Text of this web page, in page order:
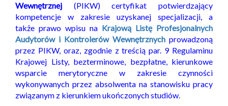
Wewnętrznej (PIKW) certyfikat potwierdzający
kompetencje w zakresie uzyskanej specjalizacji, a
także prawo wpisu na Krajową Listę Profesjonalnych
Audytorów i Kontrolerów Wewnętrznych prowadzoną
przez PIKW, oraz, zgodnie z treścią par. 9 Regulaminu
Krajowej Listy, bezterminowe, bezpłatne, kierunkowe
wsparcie merytoryczne w zakresie czynności
wykonywanych przez absolwenta na stanowisku pracy
związanym z kierunkiem ukończonych studiów.